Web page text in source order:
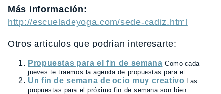
Más información:
http://escueladeyoga.com/sede-cadiz.html
Otros artículos que podrían interesarte:
Propuestas para el fin de semana Como cada
jueves te traemos la agenda de propuestas para el...
Un fin de semana de ocio muy creativo
Las
propuestas para el próximo fin de semana son bien